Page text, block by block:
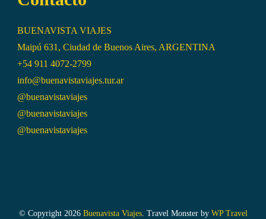
BUENAVISTA VIAJES
Maipú 631, Ciudad de Buenos Aires, ARGENTINA
+54 911 4072-2799
info@buenavistaviajes.tur.ar
@buenavistaviajes
@buenavistaviajes
@buenavistaviajes
© Copyright 2026 Buenavista Viajes. Travel Monster by WP Travel